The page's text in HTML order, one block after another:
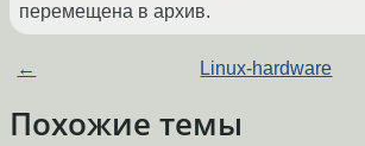
перемещена в архив.
← Linux-hardware
Похожие темы